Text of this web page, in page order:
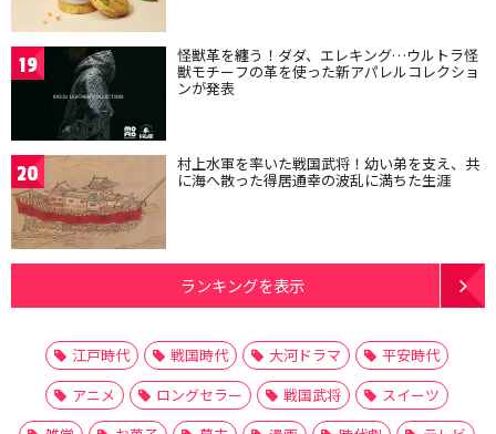
19 怪獣革を纏う！ダダ、エレキング…ウルトラ怪
獣モチーフの革を使った新アパレルコレクショ
ンが発表
20 村上水軍を率いた戦国武将！幼い弟を支え、共
に海へ散った得居通幸の波乱に満ちた生涯
ランキングを表示
江戸時代 戦国時代 大河ドラマ
平安時代
アニメ
ロングセラー 戦国武将
スイーツ